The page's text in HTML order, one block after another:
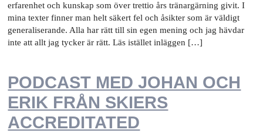
erfarenhet och kunskap som över trettio års tränargärning givit. I
mina texter finner man helt säkert fel och åsikter som är väldigt
generaliserande. Alla har rätt till sin egen mening och jag hävdar
inte att allt jag tycker är rätt. Läs istället inläggen […]
PODCAST MED JOHAN OCH
ERIK FRÅN SKIERS
ACCREDITATED